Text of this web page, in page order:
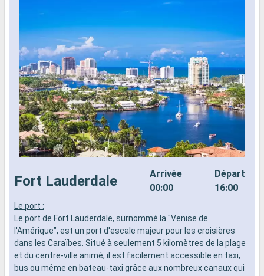
Fort Lauderdale
Arrivée
00:00
Départ
16:00
Le port :
Le port de Fort Lauderdale, surnommé la "Venise de
l'Amérique", est un port d'escale majeur pour les croisières
dans les Caraïbes. Situé à seulement 5 kilomètres de la plage
et du centre-ville animé, il est facilement accessible en taxi,
bus ou même en bateau-taxi grâce aux nombreux canaux qui